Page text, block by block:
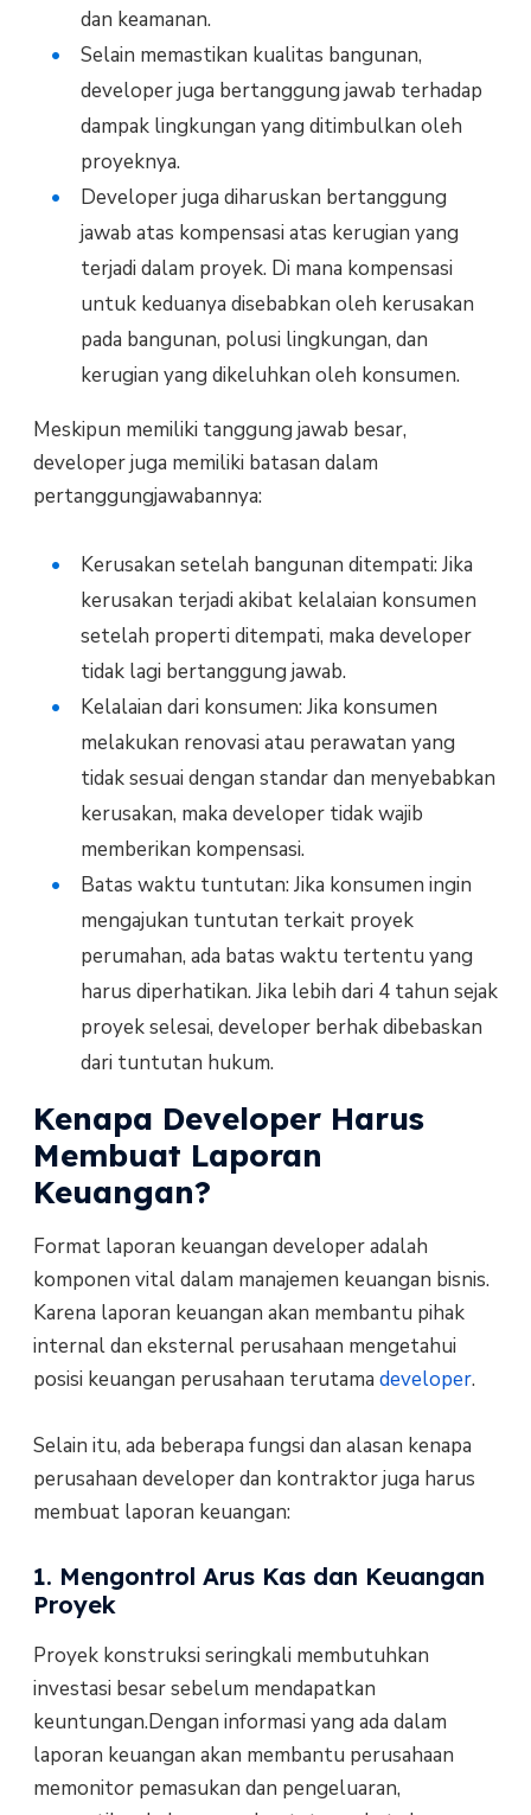
dan keamanan.
Selain memastikan kualitas bangunan,
developer juga bertanggung jawab terhadap
dampak lingkungan yang ditimbulkan oleh
proyeknya.
Developer juga diharuskan bertanggung
jawab atas kompensasi atas kerugian yang
terjadi dalam proyek. Di mana kompensasi
untuk keduanya disebabkan oleh kerusakan
pada bangunan, polusi lingkungan, dan
kerugian yang dikeluhkan oleh konsumen.
Meskipun memiliki tanggung jawab besar,
developer juga memiliki batasan dalam
pertanggungjawabannya:
Kerusakan setelah bangunan ditempati: Jika
kerusakan terjadi akibat kelalaian konsumen
setelah properti ditempati, maka developer
tidak lagi bertanggung jawab.
Kelalaian dari konsumen: Jika konsumen
melakukan renovasi atau perawatan yang
tidak sesuai dengan standar dan menyebabkan
kerusakan, maka developer tidak wajib
memberikan kompensasi.
Batas waktu tuntutan: Jika konsumen ingin
mengajukan tuntutan terkait proyek
perumahan, ada batas waktu tertentu yang
harus diperhatikan. Jika lebih dari 4 tahun sejak
proyek selesai, developer berhak dibebaskan
dari tuntutan hukum.
Kenapa Developer Harus
Membuat Laporan
Keuangan?
Format laporan keuangan developer adalah
komponen vital dalam manajemen keuangan bisnis.
Karena laporan keuangan akan membantu pihak
internal dan eksternal perusahaan mengetahui
posisi keuangan perusahaan terutama developer.
Selain itu, ada beberapa fungsi dan alasan kenapa
perusahaan developer dan kontraktor juga harus
membuat laporan keuangan:
1. Mengontrol Arus Kas dan Keuangan
Proyek
Proyek konstruksi seringkali membutuhkan
investasi besar sebelum mendapatkan
keuntungan.Dengan informasi yang ada dalam
laporan keuangan akan membantu perusahaan
memonitor pemasukan dan pengeluaran,